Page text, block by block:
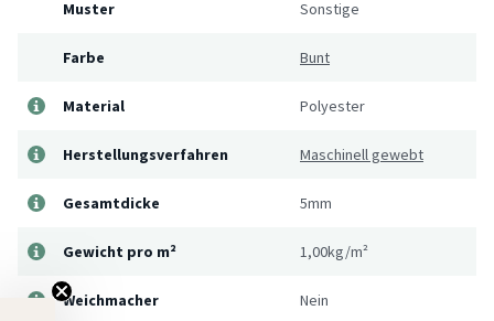
Muster Sonstige
Farbe Bunt
Material Polyester
Herstellungsverfahren Maschinell gewebt
Gesamtdicke 5mm
Gewicht pro m² 1,00kg/m²
Weichmacher Nein